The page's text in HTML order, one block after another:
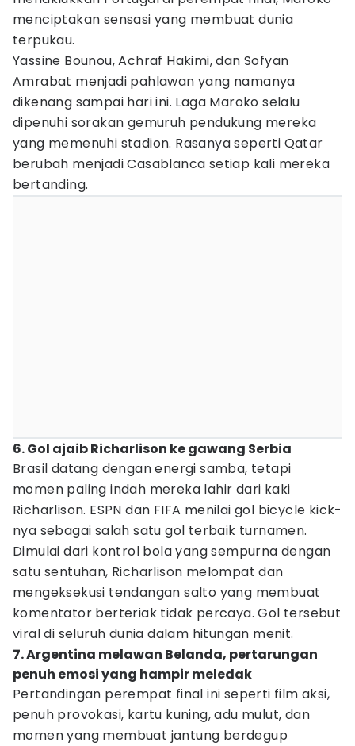
menciptakan sensasi yang membuat dunia
terpukau.
Yassine Bounou, Achraf Hakimi, dan Sofyan
Amrabat menjadi pahlawan yang namanya
dikenang sampai hari ini. Laga Maroko selalu
dipenuhi sorakan gemuruh pendukung mereka
yang memenuhi stadion. Rasanya seperti Qatar
berubah menjadi Casablanca setiap kali mereka
bertanding.
6. Gol ajaib Richarlison ke gawang Serbia
Brasil datang dengan energi samba, tetapi
momen paling indah mereka lahir dari kaki
Richarlison. ESPN dan FIFA menilai gol bicycle kick-
nya sebagai salah satu gol terbaik turnamen.
Dimulai dari kontrol bola yang sempurna dengan
satu sentuhan, Richarlison melompat dan
mengeksekusi tendangan salto yang membuat
komentator berteriak tidak percaya. Gol tersebut
viral di seluruh dunia dalam hitungan menit.
7. Argentina melawan Belanda, pertarungan
penuh emosi yang hampir meledak
Pertandingan perempat final ini seperti film aksi,
penuh provokasi, kartu kuning, adu mulut, dan
momen yang membuat jantung berdegup